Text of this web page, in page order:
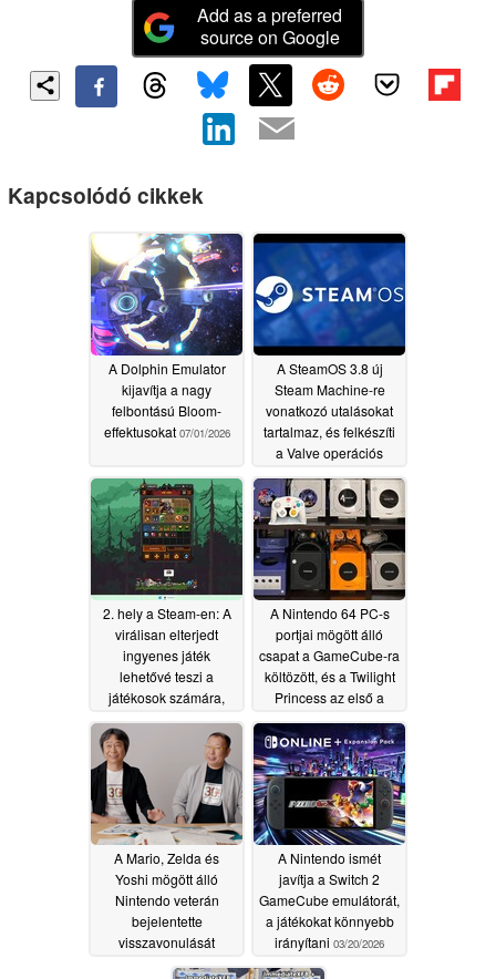
Add as a preferred
source on Google
Kapcsolódó cikkek
A Dolphin Emulator
kijavítja a nagy
felbontású Bloom-
effektusokat 07/01/2026
A SteamOS 3.8 új
Steam Machine-re
vonatkozó utalásokat
tartalmaz, és felkészíti
a Valve operációs
hordozható eszközökre
06/18/2026
2. hely a Steam-en: A
virálisan elterjedt
ingyenes játék
lehetővé teszi a
játékosok számára,
szerezzenek
06/18/2026
A Nintendo 64 PC-s
portjai mögött álló
csapat a GameCube-ra
költözött, és a Twilight
Princess az első a
06/08/2026
A Mario, Zelda és
Yoshi mögött álló
Nintendo veterán
bejelentette
visszavonulását
05/11/2026
A Nintendo ismét
javítja a Switch 2
GameCube emulátorát,
a játékokat könnyebb
irányítani 03/20/2026